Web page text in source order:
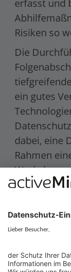
erfasst und
Risiken so
Die
ein gutes
dabei, eine
Rahmen
Workshops